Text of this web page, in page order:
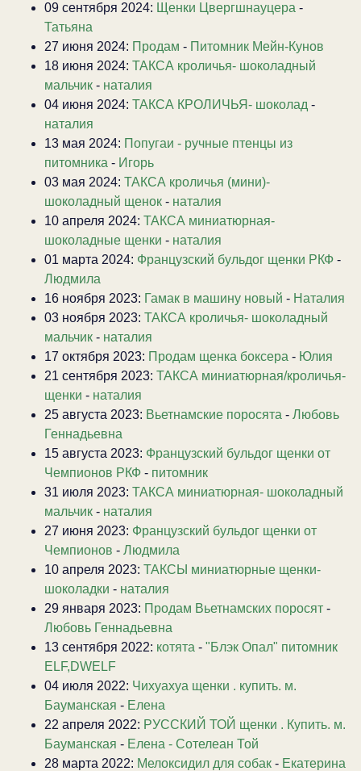
09 сентября 2024: Щенки Цвергшнауцера -
Татьяна
27 июня 2024: Продам - Питомник Мейн-Кунов
18 июня 2024: ТАКСА кроличья- шоколадный
мальчик - наталия
04 июня 2024: ТАКСА КРОЛИЧЬЯ- шоколад -
наталия
13 мая 2024: Попугаи - ручные птенцы из
питомника - Игорь
03 мая 2024: ТАКСА кроличья (мини)-
шоколадный щенок - наталия
10 апреля 2024: ТАКСА миниатюрная-
шоколадные щенки - наталия
01 марта 2024: Французский бульдог щенки РКФ -
Людмила
16 ноября 2023: Гамак в машину новый - Наталия
03 ноября 2023: ТАКСА кроличья- шоколадный
мальчик - наталия
17 октября 2023: Продам щенка боксера - Юлия
21 сентября 2023: ТАКСА миниатюрная/кроличья-
щенки - наталия
25 августа 2023: Вьетнамские поросята - Любовь
Геннадьевна
15 августа 2023: Французский бульдог щенки от
Чемпионов РКФ - питомник
31 июля 2023: ТАКСА миниатюрная- шоколадный
мальчик - наталия
27 июня 2023: Французский бульдог щенки от
Чемпионов - Людмила
10 апреля 2023: ТАКСЫ миниатюрные щенки-
шоколадки - наталия
29 января 2023: Продам Вьетнамских поросят -
Любовь Геннадьевна
13 сентября 2022: котята - "Блэк Опал" питомник
ELF,DWELF
04 июля 2022: Чихуахуа щенки . купить. м.
Бауманская - Елена
22 апреля 2022: РУССКИЙ ТОЙ щенки . Купить. м.
Бауманская - Елена - Сотелеан Той
28 марта 2022: Мелоксидил для собак - Екатерина